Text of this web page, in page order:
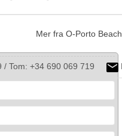
Mer fra O-Porto Beach
/ Tom: +34 690 069 719